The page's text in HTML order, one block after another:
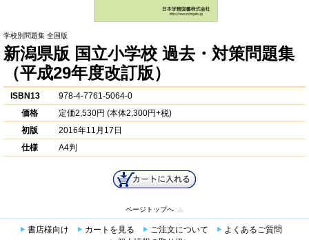
学校別問題集 全国版
新潟県版 国立小学校 過去・対策問題集
（平成29年度改訂版）
ISBN13
978-4-7761-5064-0
価格
定価2,530円 (本体2,300円+税)
初版
2016年11月17日
仕様
A4判
ページトップへ
書店様向け カートを見る ご注文について
よくあるご質問